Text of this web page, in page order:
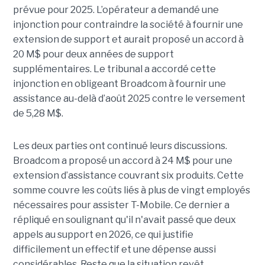
prévue pour 2025. L’opérateur a demandé une
injonction pour contraindre la société à fournir une
extension de support et aurait proposé un accord à
20 M$ pour deux années de support
supplémentaires. Le tribunal a accordé cette
injonction en obligeant Broadcom à fournir une
assistance au-delà d’août 2025 contre le versement
de 5,28 M$.
Les deux parties ont continué leurs discussions.
Broadcom a proposé un accord à 24 M$ pour une
extension d’assistance couvrant six produits. Cette
somme couvre les coûts liés à plus de vingt employés
nécessaires pour assister T-Mobile. Ce dernier a
répliqué en soulignant qu'il n'avait passé que deux
appels au support en 2026, ce qui justifie
difficilement un effectif et une dépense aussi